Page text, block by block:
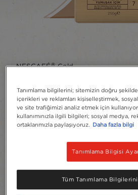
NESCAFÉ®Gold
Filtre Kahve
Yorum yazın
Kahvenin uzmanı
deneyime hazır mısınız?
şimdi filtre kahve formunda!
Tanımlama bilgilerini; sitemizin doğru şekilde
içerikleri ve reklamları kişiselleştirmek,
ve site trafiğimizi analiz etmek için
kullanımınızla ilgili bilgileri; sosyal medya,
ortaklarımızla paylaşıyoruz. Daha fazla bilgi
Tanımlama Bilgisi
Tüm Tanımlama